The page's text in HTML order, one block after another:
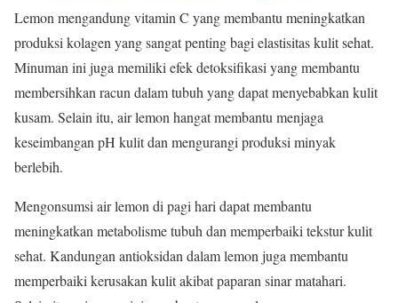
Lemon mengandung vitamin C yang membantu meningkatkan
produksi kolagen yang sangat penting bagi elastisitas kulit sehat.
Minuman ini juga memiliki efek detoksifikasi yang membantu
membersihkan racun dalam tubuh yang dapat menyebabkan kulit
kusam. Selain itu, air lemon hangat membantu menjaga
keseimbangan pH kulit dan mengurangi produksi minyak
berlebih.
Mengonsumsi air lemon di pagi hari dapat membantu
meningkatkan metabolisme tubuh dan memperbaiki tekstur kulit
sehat. Kandungan antioksidan dalam lemon juga membantu
memperbaiki kerusakan kulit akibat paparan sinar matahari.